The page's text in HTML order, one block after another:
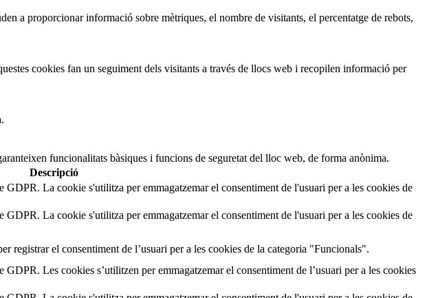
a proporcionar informació sobre mètriques, el nombre de visitants, el percentatge de rebots,
cookies fan un seguiment dels visitants a través de llocs web i recopilen informació per
funcionalitats bàsiques i funcions de seguretat del lloc web, de forma anònima.
Descripció
La cookie s'utilitza per emmagatzemar el consentiment de l'usuari per a les cookies de
La cookie s'utilitza per emmagatzemar el consentiment de l'usuari per a les cookies de
registrar el consentiment de l’usuari per a les cookies de la categoria "Funcionals".
Les cookies s’utilitzen per emmagatzemar el consentiment de l’usuari per a les cookies